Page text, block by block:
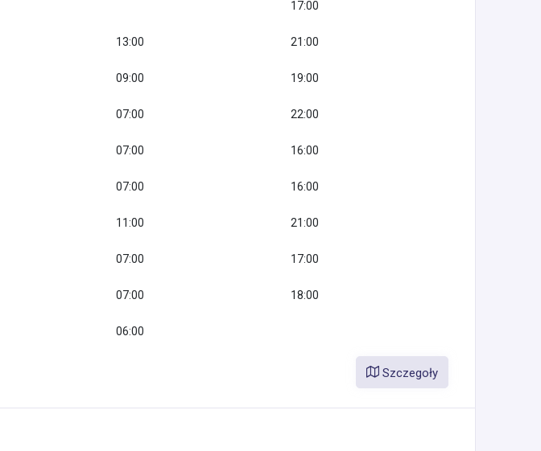
17:00
13:00 21:00
09:00 19:00
07:00 22:00
07:00 16:00
07:00 16:00
11:00 21:00
07:00 17:00
07:00 18:00
06:00
Szczegoły